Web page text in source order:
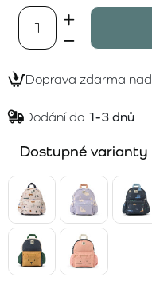
Doprava zdarma nad
Dodání do 1-3 dnů
Dostupné varianty